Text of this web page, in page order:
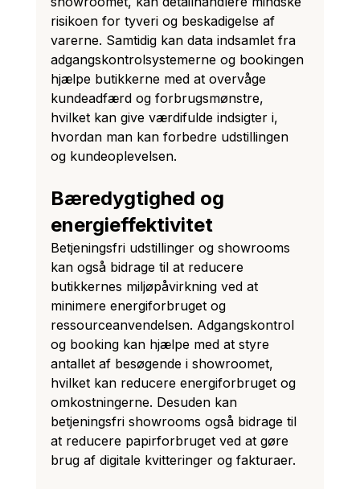
risikoen for tyveri og beskadigelse af
varerne. Samtidig kan data indsamlet fra
adgangskontrolsystemerne og bookingen
hjælpe butikkerne med at overvåge
kundeadfærd og forbrugsmønstre,
hvilket kan give værdifulde indsigter i,
hvordan man kan forbedre udstillingen
og kundeoplevelsen.
Bæredygtighed og
energieffektivitet
Betjeningsfri udstillinger og showrooms
kan også bidrage til at reducere
butikkernes miljøpåvirkning ved at
minimere energiforbruget og
ressourceanvendelsen. Adgangskontrol
og booking kan hjælpe med at styre
antallet af besøgende i showroomet,
hvilket kan reducere energiforbruget og
omkostningerne. Desuden kan
betjeningsfri showrooms også bidrage til
at reducere papirforbruget ved at gøre
brug af digitale kvitteringer og fakturaer.